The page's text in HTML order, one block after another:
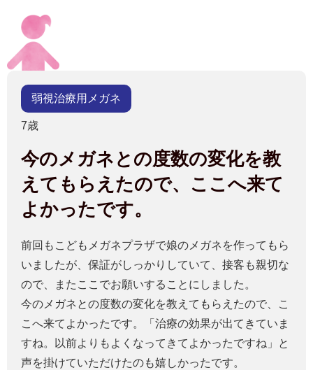
弱視治療用メガネ
7歳
今のメガネとの度数の変化を教
えてもらえたので、ここへ来て
よかったです。
前回もこどもメガネプラザで娘のメガネを作ってもら
いましたが、保証がしっかりしていて、接客も親切な
ので、またここでお願いすることにしました。
今のメガネとの度数の変化を教えてもらえたので、こ
こへ来てよかったです。「治療の効果が出てきていま
すね。以前よりもよくなってきてよかったですね」と
声を掛けていただけたのも嬉しかったです。